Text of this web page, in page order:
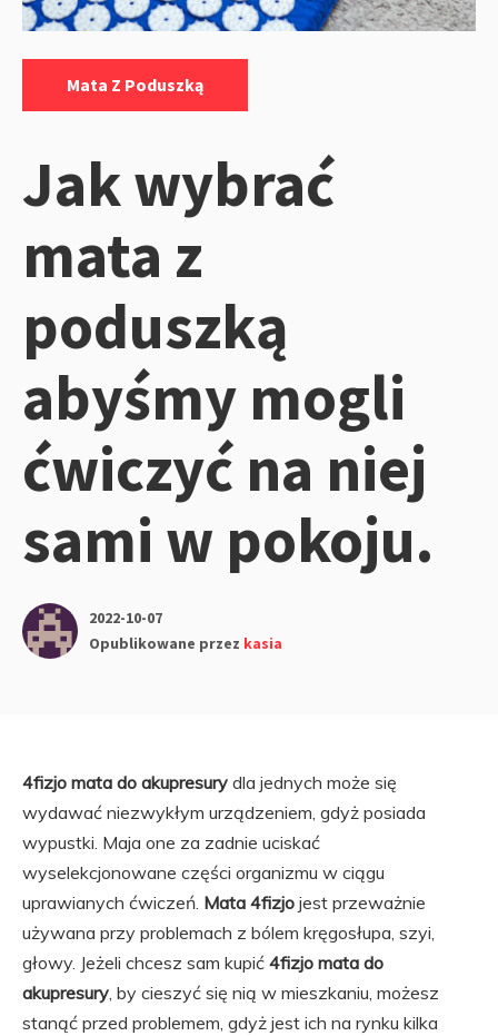
Mata Z Poduszką
Jak wybrać
mata z
poduszką
abyśmy mogli
ćwiczyć na niej
sami w pokoju.
2022-10-07
Opublikowane przez kasia
4fizjo mata do akupresury dla jednych może się
wydawać niezwykłym urządzeniem, gdyż posiada
wypustki. Maja one za zadnie uciskać
wyselekcjonowane części organizmu w ciągu
uprawianych ćwiczeń. Mata 4fizjo jest przeważnie
używana przy problemach z bólem kręgosłupa, szyi,
głowy. Jeżeli chcesz sam kupić 4fizjo mata do
akupresury, by cieszyć się nią w mieszkaniu, możesz
stanąć przed problemem, gdyż jest ich na rynku kilka